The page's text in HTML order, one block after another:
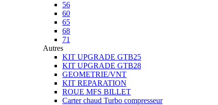
56
60
65
68
71
Autres
KIT UPGRADE GTB25
KIT UPGRADE GTB28
GEOMETRIE/VNT
KIT REPARATION
ROUE MFS BILLET
Carter chaud Turbo compresseur